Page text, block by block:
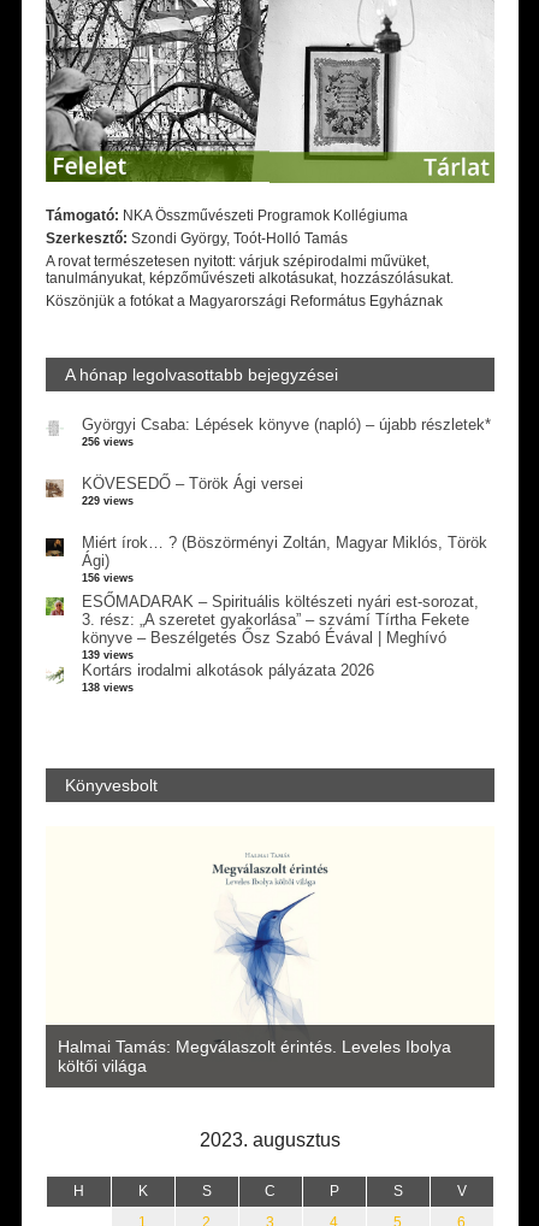
Támogató: NKA Összművészeti Programok Kollégiuma
Szerkesztő: Szondi György, Toót-Holló Tamás
A rovat természetesen nyitott: várjuk szépirodalmi művüket,
tanulmányukat, képzőművészeti alkotásukat, hozzászólásukat.
Köszönjük a fotókat a Magyarországi Református Egyháznak
A hónap legolvasottabb bejegyzései
Györgyi Csaba: Lépések könyve (napló) – újabb részletek*
256 views
KÖVESEDŐ – Török Ági versei
229 views
Miért írok… ? (Böszörményi Zoltán, Magyar Miklós, Török
Ági)
156 views
ESŐMADARAK – Spirituális költészeti nyári est-sorozat,
3. rész: „A szeretet gyakorlása” – szvámí Tírtha Fekete
könyve – Beszélgetés Ősz Szabó Évával | Meghívó
139 views
Kortárs irodalmi alkotások pályázata 2026
138 views
Könyvesbolt
Halmai Tamás: Megválaszolt érintés. Leveles Ibolya
költői világa
2023. augusztus
H K S C P S V